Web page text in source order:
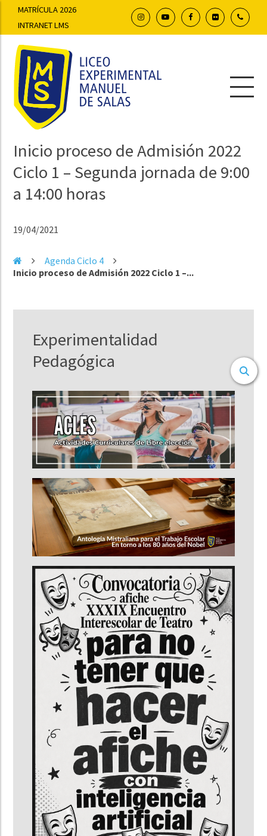
MATRÍCULA 2026
INTRANET LMS
Inicio proceso de Admisión 2022
Ciclo 1 – Segunda jornada de 9:00
a 14:00 horas
19/04/2021
Agenda Ciclo 4
Inicio proceso de Admisión 2022 Ciclo 1 –...
Experimentalidad
Pedagógica